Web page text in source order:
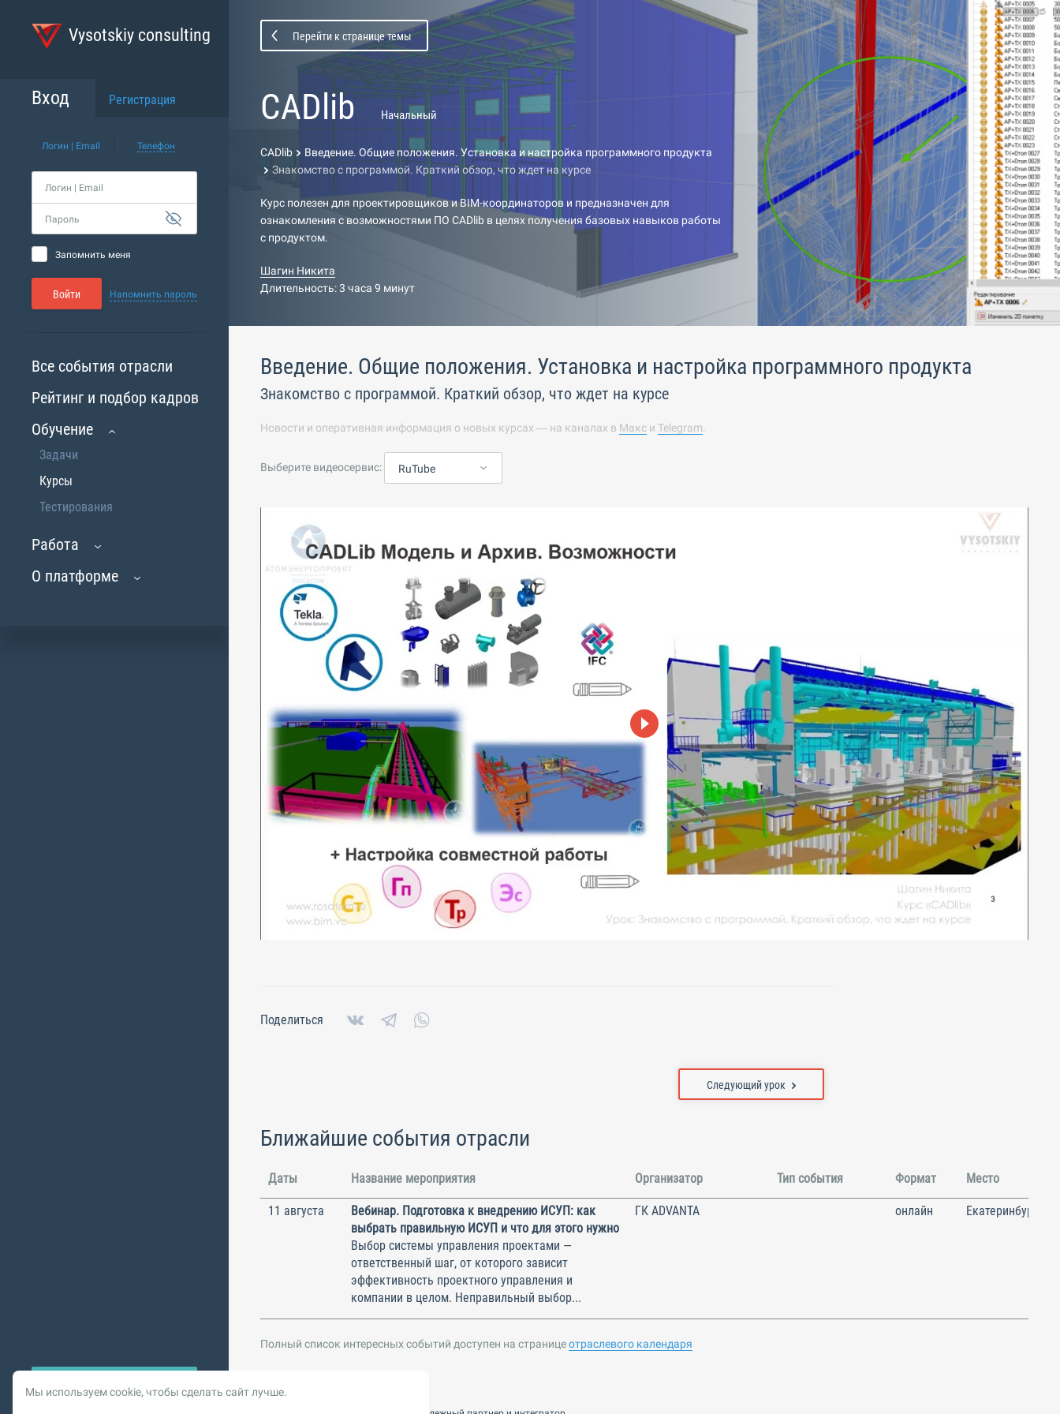
Vysotskiy consulting
Вход Регистрация
Логин | Email Телефон
Логин | Email
Пароль
Запомнить меня
Войти Напомнить пароль
Все события отрасли
Рейтинг и подбор кадров
Обучение
Задачи
Курсы
Тестирования
Работа
О платформе
Перейти к странице темы
CADlib Начальный
CADlib
Введение. Общие положения. Установка и настройка программного продукта
Знакомство с программой. Краткий обзор, что ждет на курсе
Курс полезен для проектировщиков и BIM-координаторов и предназначен для
ознакомления с возможностями ПО CADlib в целях получения базовых навыков работы
с продуктом.
Шагин Никита
Длительность: 3 часа 9 минут
Введение. Общие положения. Установка и настройка программного продукта
Знакомство с программой. Краткий обзор, что ждет на курсе
Новости и оперативная информация о новых курсах — на каналах в Макс и Telegram
Выберите видеосервис: RuTube
Поделиться
Следующий урок
Ближайшие события отрасли
Даты Название мероприятия Организатор Тип события Формат Место
11 августа
Вебинар. Подготовка к внедрению ИСУП: как
выбрать правильную ИСУП и что для этого нужно
Выбор системы управления проектами —
ответственный шаг, от которого зависит
эффективность проектного управления и
компании в целом. Неправильный выбор...
ГК ADVANTA онлайн Екатеринбург
Полный список интересных событий доступен на страницеотраслевого календаря
Мы используем cookie, чтобы сделать сайт лучше.